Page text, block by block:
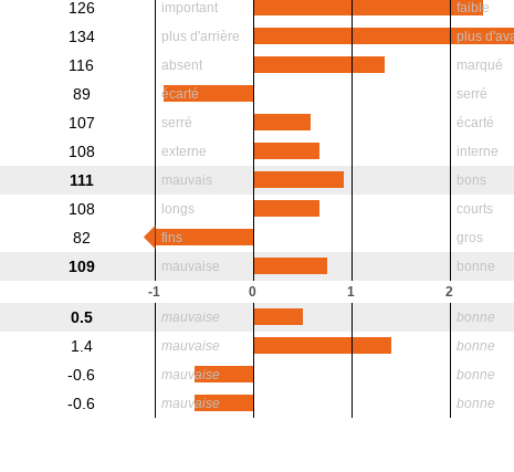
126 important faible
134 plus d'arrière plus
116 absent marqué
89 écarté serré
107 serré écarté
108 externe interne
111 mauvais bons
108 longs courts
82 fins gros
109 mauvaise
bonne
-1
0 1 2
0.5 mauvaise bonne
1.4 mauvaise bonne
-0.6 mauvaise bonne
-0.6 mauvaise bonne